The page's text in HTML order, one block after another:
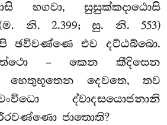
භගවා, සුසුක්කදාඨොසි
(ම. නි. 2.399; සු. නි. 553)
ඡවිවණ්ණෙ එව දට්ඨබ්බො.
– කෙන කීදිසෙන
දෙවතෙ, තව
ද්වාදසයොජනානි
ජාතොති?